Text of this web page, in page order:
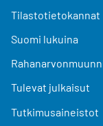
Tilastotietokannat
Suomi lukuina
Tulevat julkaisut
Tutkimusaineistot